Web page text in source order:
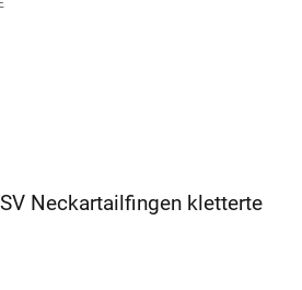
Neckartailfingen kletterte